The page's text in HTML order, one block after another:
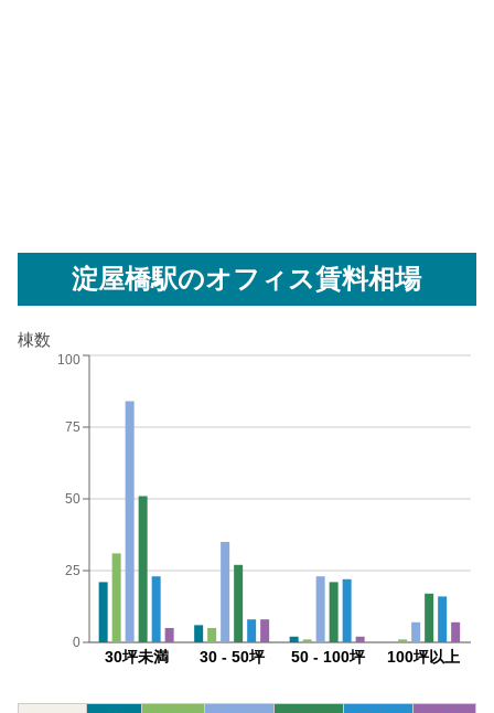
淀屋橋駅のオフィス賃料相場
棟数
30坪未満 30 - 50坪 50 - 100坪 100坪以上
0
25
50
75
100